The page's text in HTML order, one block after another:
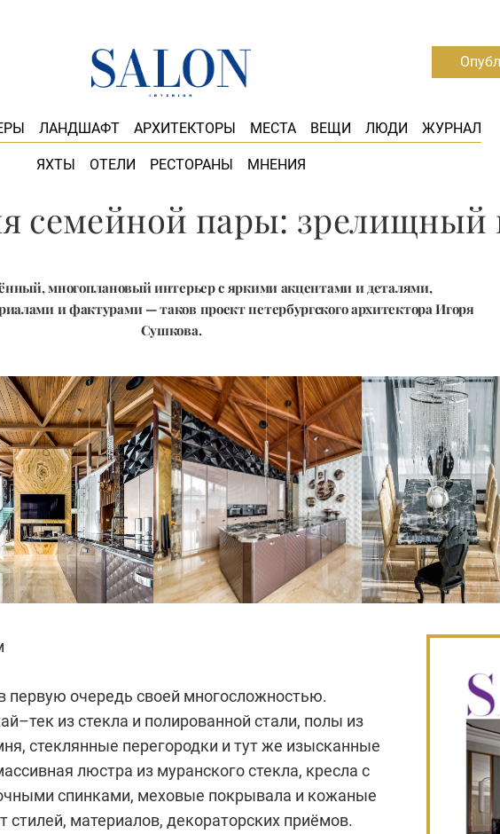
ЛАНДШАФТ АРХИТЕКТОРЫ МЕСТА ВЕЩИ ЛЮДИ ЖУРНАЛ
ЯХТЫ ОТЕЛИ РЕСТОРАНЫ МНЕНИЯ
семейной пары: зрелищный
многоплановый интерьер с яркими акцентами и деталями,
и фактурами — таков проект петербургского архитектора Игоря
Сушкова.
первую очередь своей многосложностью.
из стекла и полированной стали, полы из
стеклянные перегородки и тут же изысканные
люстра из муранского стекла, кресла с
спинками, меховые покрывала и кожаные
стилей, материалов, декораторских приёмов.